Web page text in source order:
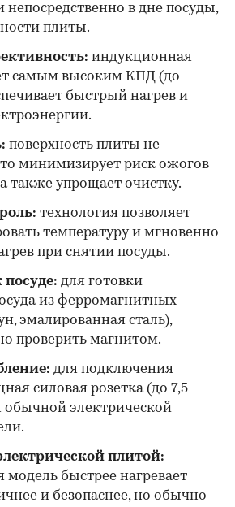
непосредственно в дне посуды,
плиты.
индукционная
самым высоким КПД (до
быстрый нагрев и
поверхность плиты не
минимизирует риск ожогов
также упрощает очистку.
технология позволяет
температуру и мгновенно
при снятии посуды.
для готовки
из ферромагнитных
эмалированная сталь),
проверить магнитом.
для подключения
силовая розетка (до 7,5
обычной электрической
плитой:
быстрее нагревает
и безопаснее, но обычно